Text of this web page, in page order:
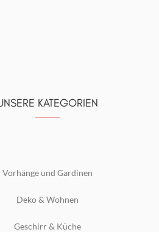
KATEGORIEN
Vorhänge und Gardinen
Deko & Wohnen
Geschirr & Küche